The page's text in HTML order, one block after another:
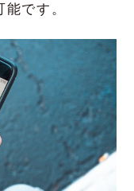
です。